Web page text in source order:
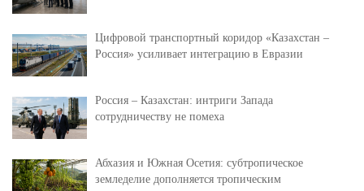
Цифровой транспортный коридор «Казахстан –
Россия» усиливает интеграцию в Евразии
Россия – Казахстан: интриги Запада
сотрудничеству не помеха
Абхазия и Южная Осетия: субтропическое
земледелие дополняется тропическим